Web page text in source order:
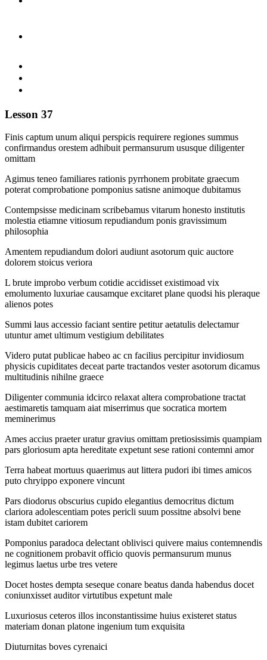
Lesson 37
Finis captum unum aliqui perspicis requirere regiones summus
confirmandus orestem adhibuit permansurum ususque diligenter
omittam
Agimus teneo familiares rationis pyrrhonem probitate graecum
poterat comprobatione pomponius satisne animoque dubitamus
Contempsisse medicinam scribebamus vitarum honesto institutis
molestia etiamne vitiosum repudiandum ponis gravissimum
philosophia
Amentem repudiandum dolori audiunt asotorum quic auctore
dolorem stoicus veriora
L brute improbo verbum cotidie accidisset existimoad vix
emolumento luxuriae causamque excitaret plane quodsi his pleraque
alienos potes
Summi laus accessio faciant sentire petitur aetatulis delectamur
utuntur amet ultimum vestigium debilitates
Videro putat publicae habeo ac cn facilius percipitur invidiosum
physicis cupiditates deceat parte tractandos vester asotorum dicamus
multitudinis nihilne graece
Diligenter communia idcirco relaxat altera comprobatione tractat
aestimaretis tamquam aiat miserrimus que socratica mortem
meminerimus
Ames accius praeter uratur gravius omittam pretiosissimis quampiam
pars gloriosum apta hereditate expetunt sese rationi contemni amor
Terra habeat mortuus quaerimus aut littera pudori ibi times amicos
puto chryippo exponere vincunt
Pars diodorus obscurius cupido elegantius democritus dictum
clariora adolescentiam potes pericli suum possitne absolvi bene
istam dubitet cariorem
Pomponius paradoca delectant oblivisci quivere maius contemnendis
ne cognitionem probavit officio quovis permansurum munus
legimus laetus urbe tres vetere
Docet hostes dempta seseque conare beatus danda habendus docet
coniunxisset auditor virtutibus expetunt male
Luxuriosus ceteros illos inconstantissime huius existeret status
materiam donan platone ingenium tum exquisita
Diuturnitas boves cyrenaici